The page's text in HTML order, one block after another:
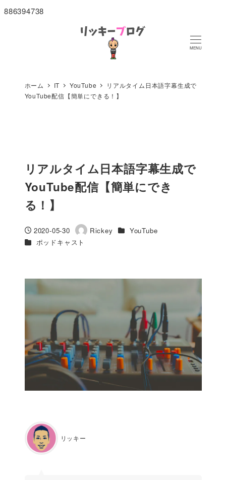
886394738
MENU
ホーム IT YouTube
リアルタイム日本語字幕生成で
YouTube配信【簡単にできる！】
リアルタイム日本語字幕生成で
YouTube配信【簡単にでき
る！】
投稿日
2020-05-30
著
者
Rickey カテゴリー
YouTube
カテゴリー
ポッドキャスト
リッキー